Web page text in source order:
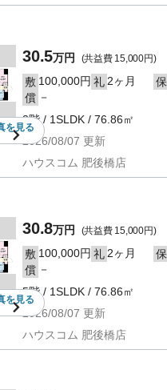
を見る
30.5万円 (共益費 15,000円)
敷 100,000円 礼 2ヶ月 保
償 －
3階 / 1SLDK / 76.86㎡
2026/08/07 更新
ハウスコム 肥後橋店
を見る
30.8万円 (共益費 15,000円)
敷 100,000円 礼 2ヶ月 保
償 －
5階 / 1SLDK / 76.86㎡
2026/08/07 更新
ハウスコム 肥後橋店